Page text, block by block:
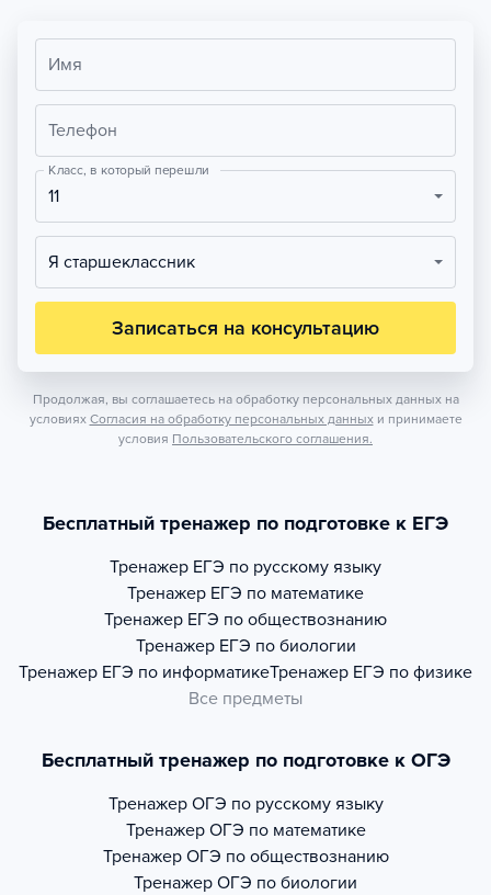
Имя
Телефон
Класс, в который перешли
11
Я старшеклассник
Записаться на консультацию
Продолжая, вы соглашаетесь на обработку персональных данных на
условиях Согласия на обработку персональных данных и принимаете
условия Пользовательского соглашения.
Бесплатный тренажер по подготовке к ЕГЭ
Тренажер ЕГЭ по русскому языку
Тренажер ЕГЭ по математике
Тренажер ЕГЭ по обществознанию
Тренажер ЕГЭ по биологии
Тренажер ЕГЭ по информатикеТренажер ЕГЭ по физике
Все предметы
Бесплатный тренажер по подготовке к ОГЭ
Тренажер ОГЭ по русскому языку
Тренажер ОГЭ по математике
Тренажер ОГЭ по обществознанию
Тренажер ОГЭ по биологии